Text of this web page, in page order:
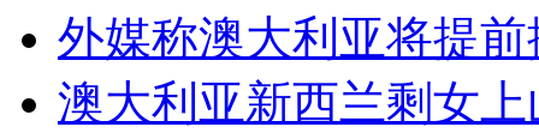
女孩北京地铁殴打老人 痛下狠手拳打脚踢
外媒称澳大利亚将提
澳大利亚新西兰剩女